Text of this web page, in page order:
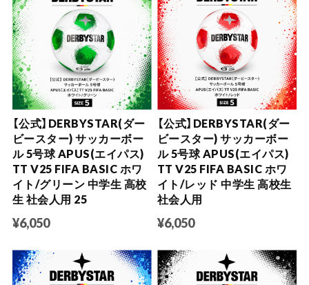
【公式】DERBYSTAR(ダー
ビースター) サッカーボー
ル 5号球 APUS(エイパス)
TT V25 FIFA BASIC ホワ
イト/グリーン 中学生 高校
生 社会人用 25
¥6,050
【公式】DERBYSTAR(ダー
ビースター) サッカーボー
ル 5号球 APUS(エイパス)
TT V25 FIFA BASIC ホワ
イト/レッド 中学生 高校生
社会人用
¥6,050